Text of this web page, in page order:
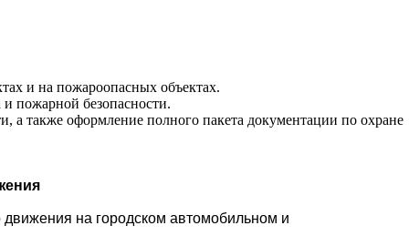
и на пожароопасных объектах.
пожарной безопасности.
а также оформление полного пакета документации по охране
на городском автомобильном и